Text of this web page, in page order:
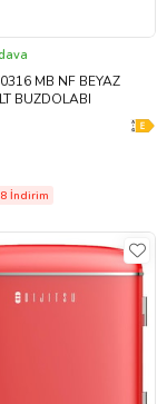
MB NF BEYAZ
BUZDOLABI
İndirim